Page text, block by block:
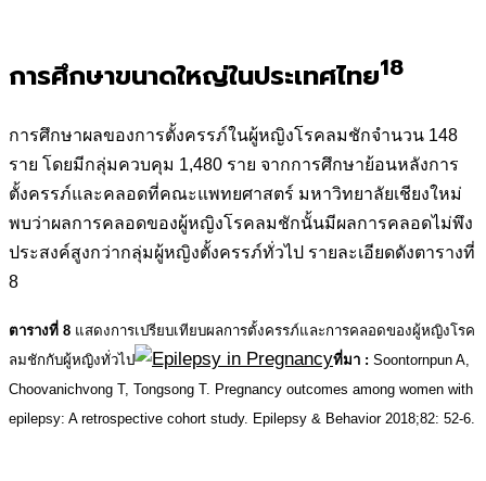
การศึกษาขนาดใหญ่ในประเทศไทย18
การศึกษาผลของการตั้งครรภ์ในผู้หญิงโรคลมชักจำนวน 148
ราย โดยมีกลุ่มควบคุม 1,480 ราย จากการศึกษาย้อนหลังการ
ตั้งครรภ์และคลอดที่คณะแพทยศาสตร์ มหาวิทยาลัยเชียงใหม่
พบว่าผลการคลอดของผู้หญิงโรคลมชักนั้นมีผลการคลอดไม่พึง
ประสงค์สูงกว่ากลุ่มผู้หญิงตั้งครรภ์ทั่วไป รายละเอียดดังตารางที่
8
ตารางที่ 8 แสดงการเปรียบเทียบผลการตั้งครรภ์และการคลอดของผู้หญิงโรค
ลมชักกับผู้หญิงทั่วไป
ที่มา : Soontornpun A,
Choovanichvong T, Tongsong T. Pregnancy outcomes among women with
epilepsy: A retrospective cohort study. Epilepsy & Behavior 2018;82: 52-6.